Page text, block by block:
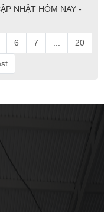
NHẬT HÔM NAY -
6 7 20